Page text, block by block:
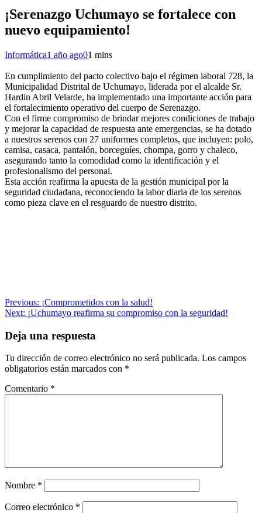
¡Serenazgo Uchumayo se fortalece con
nuevo equipamiento!
Informática1 año ago01 mins
En cumplimiento del pacto colectivo bajo el régimen laboral 728, la
Municipalidad Distrital de Uchumayo, liderada por el alcalde Sr.
Hardin Abril Velarde, ha implementado una importante acción para
el fortalecimiento operativo del cuerpo de Serenazgo.
Con el firme compromiso de brindar mejores condiciones de trabajo
y mejorar la capacidad de respuesta ante emergencias, se ha dotado
a nuestros serenos con 27 uniformes completos, que incluyen: polo,
camisa, casaca, pantalón, borceguíes, chompa, gorro y chaleco,
asegurando tanto la comodidad como la identificación y el
profesionalismo del personal.
Esta acción reafirma la apuesta de la gestión municipal por la
seguridad ciudadana, reconociendo la labor diaria de los serenos
como pieza clave en el resguardo de nuestro distrito.
Navegación
de
entradas
Previous: ¡Comprometidos con la salud!
Next: ¡Uchumayo reafirma su compromiso con la seguridad!
Deja una respuesta
Tu dirección de correo electrónico no será publicada. Los campos
obligatorios están marcados con *
Comentario *
Nombre *
Correo electrónico *